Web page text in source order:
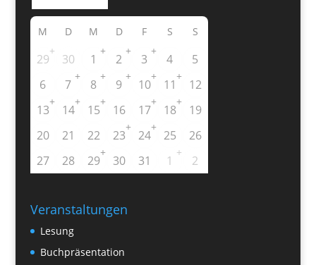
M D M D F S S
29
+
30 1
+
2
+
3
+
4
5
6
7
+
8
+
9
+
10
+
11
+
12
13
+
14
+
15
+
16 17
+
18
+
19
20
21 22 23
+
24
+
25
26
27
28 29
+
30 31 1
+
2
Veranstaltungen
Lesung
Buchpräsentation